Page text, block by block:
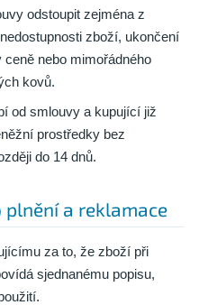
odstoupit zejména z
zboží, ukončení
nebo mimořádného
kovů.
od smlouvy a kupující již
prostředky bez
do 14 dnů.
plnění a reklamace
za to, že zboží při
sjednanému popisu,